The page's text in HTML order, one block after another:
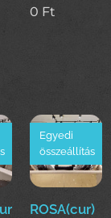
0 Ft
ROSA(cur)
Egyedi
összeállítás